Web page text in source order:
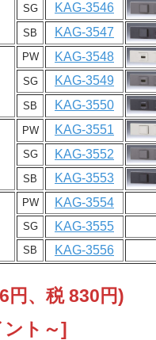
SG KAG-3546
SB KAG-3547
PW KAG-3548
SG KAG-3549
SB KAG-3550
PW KAG-3551
SG KAG-3552
SB KAG-3553
PW KAG-3554
SG KAG-3555
SB KAG-3556
円、税 830円)
ト～]